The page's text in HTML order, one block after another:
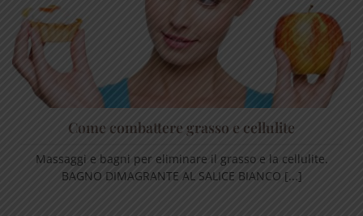
Come combattere grasso e cellulite
Massaggi e bagni per eliminare il grasso e la cellulite.
BAGNO DIMAGRANTE AL SALICE BIANCO [...]